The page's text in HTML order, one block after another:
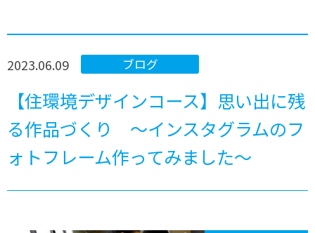
ブログ
2023.06.09
【住環境デザインコース】思い出に残
る作品づくり 〜インスタグラムのフ
ォトフレーム作ってみました〜